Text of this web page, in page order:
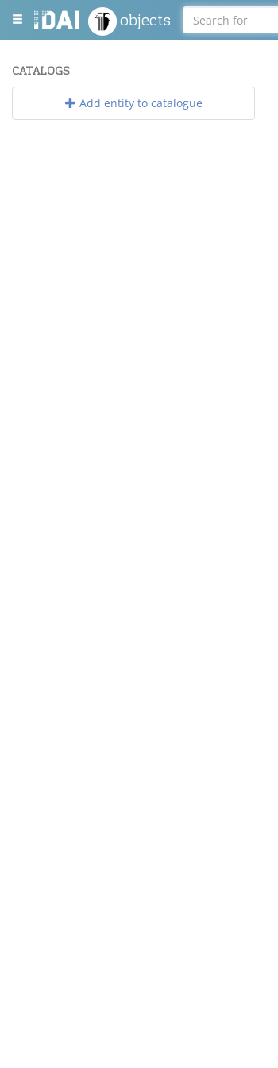
objects
CATALOGS
Add entity to catalogue